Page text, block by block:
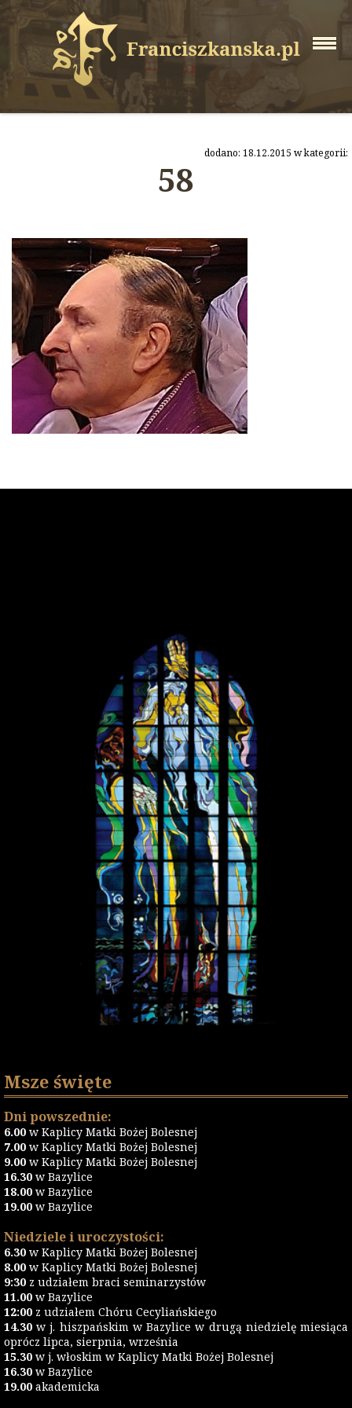
dodano: 18.12.2015 w kategorii:
58
Msze święte
Dni powszednie:
6.00 w Kaplicy Matki Bożej Bolesnej
7.00 w Kaplicy Matki Bożej Bolesnej
9.00 w Kaplicy Matki Bożej Bolesnej
16.30 w Bazylice
18.00 w Bazylice
19.00 w Bazylice
Niedziele i uroczystości:
6.30 w Kaplicy Matki Bożej Bolesnej
8.00 w Kaplicy Matki Bożej Bolesnej
9:30 z udziałem braci seminarzystów
11.00 w Bazylice
12:00 z udziałem Chóru Cecyliańskiego
14.30 w j. hiszpańskim w Bazylice w drugą niedzielę miesiąca
oprócz lipca, sierpnia, września
15.30 w j. włoskim w Kaplicy Matki Bożej Bolesnej
16.30 w Bazylice
19.00 akademicka